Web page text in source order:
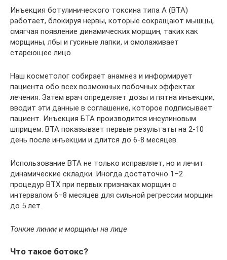
Инъекция ботулинического токсина типа A (BTA)
работает, блокируя нервы, которые сокращают мышцы,
смягчая появление динамических морщин, таких как
морщины, лбы и гусиные лапки, и омолаживает
стареющее лицо.
Наш косметолог собирает анамнез и информирует
пациента обо всех возможных побочных эффектах
лечения. Затем врач определяет дозы и пятна инъекции,
вводит эти данные в соглашение, которое подписывает
пациент. Инъекция БТА производится инсулиновым
шприцем. BTA показывает первые результаты на 2-10
день после инъекции и длится до 6-8 месяцев.
Использование BTA не только исправляет, но и лечит
динамические складки. Иногда достаточно 1–2
процедур BTX при первых признаках морщин с
интервалом 6–8 месяцев для сильной регрессии морщин
до 5 лет.
Тонкие линии и морщины на лице
Что такое ботокс?